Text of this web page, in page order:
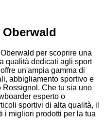
per scoprire una
qualità dedicati agli sport
un'ampia gamma di
abbigliamento sportivo e
Rossignol. Che tu sia uno
esperto o
sportivi di alta qualità, il
i migliori prodotti per la tua